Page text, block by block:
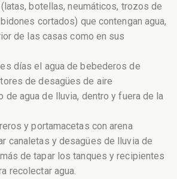
botellas, neumáticos, trozos de
cortados) que contengan agua,
de las casas como en sus
días el agua de bebederos de
de desagües de aire
de agua de lluvia, dentro y fuera de la
y portamacetas con arena
canaletas y desagües de lluvia de
de tapar los tanques y recipientes
recolectar agua.